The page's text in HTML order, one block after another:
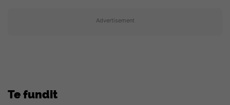
Advertisement
Te fundit